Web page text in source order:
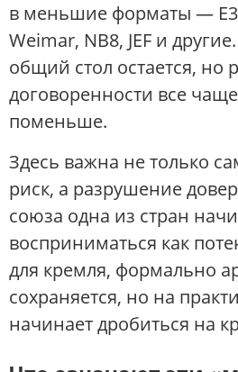
в меньшие форматы — E3,
Weimar, NB8, JEF и
общий стол остается, но
договоренности все
поменьше.
Здесь важна не только
риск, а разрушение
союза одна из стран
восприниматься как
для кремля, формально
сохраняется, но на
начинает дробиться на